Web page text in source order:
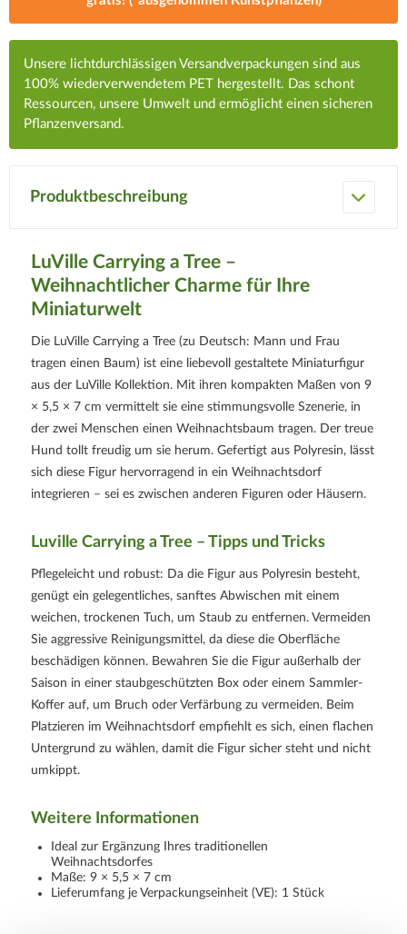
Unsere lichtdurchlässigen Versandverpackungen sind aus
100% wiederverwendetem PET hergestellt. Das schont
Ressourcen, unsere Umwelt und ermöglicht einen sicheren
Pflanzenversand.
Produktbeschreibung
LuVille Carrying a Tree –
Weihnachtlicher Charme für Ihre
Miniaturwelt
Die LuVille Carrying a Tree (zu Deutsch: Mann und Frau
tragen einen Baum) ist eine liebevoll gestaltete Miniaturfigur
aus der LuVille Kollektion. Mit ihren kompakten Maßen von 9
× 5,5 × 7 cm vermittelt sie eine stimmungsvolle Szenerie, in
der zwei Menschen einen Weihnachtsbaum tragen. Der treue
Hund tollt freudig um sie herum. Gefertigt aus Polyresin, lässt
sich diese Figur hervorragend in ein Weihnachtsdorf
integrieren – sei es zwischen anderen Figuren oder Häusern.
Luville Carrying a Tree – Tipps und Tricks
Pflegeleicht und robust: Da die Figur aus Polyresin besteht,
genügt ein gelegentliches, sanftes Abwischen mit einem
weichen, trockenen Tuch, um Staub zu entfernen. Vermeiden
Sie aggressive Reinigungsmittel, da diese die Oberfläche
beschädigen können. Bewahren Sie die Figur außerhalb der
Saison in einer staubgeschützten Box oder einem Sammler-
Koffer auf, um Bruch oder Verfärbung zu vermeiden. Beim
Platzieren im Weihnachtsdorf empfiehlt es sich, einen flachen
Untergrund zu wählen, damit die Figur sicher steht und nicht
umkippt.
Weitere Informationen
Ideal zur Ergänzung Ihres traditionellen
Weihnachtsdorfes
Maße: 9 × 5,5 × 7 cm
Lieferumfang je Verpackungseinheit (VE): 1 Stück